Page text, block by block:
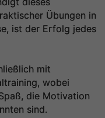
Übungen in
ist der Erfolg jedes
mit
wobei
die Motivation
sind.